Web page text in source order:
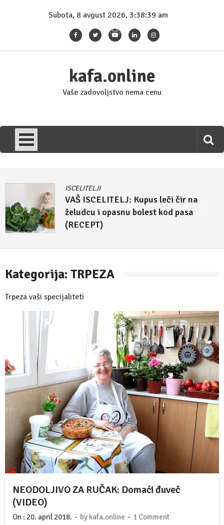
Subota, 8 avgust 2026, 3:38:40 am
kafa.online
Vaše zadovoljstvo nema cenu
Kupus leči čir na
bolest kod pasa
Džulijan
lek za
Kategorija: TRPEZA
Trpeza vaši specijaliteti
NEODOLJIVO ZA RUČAK: Domaći đuveč
(VIDEO)
On : 20. april 2018. - by kafa.online - 1 Comment